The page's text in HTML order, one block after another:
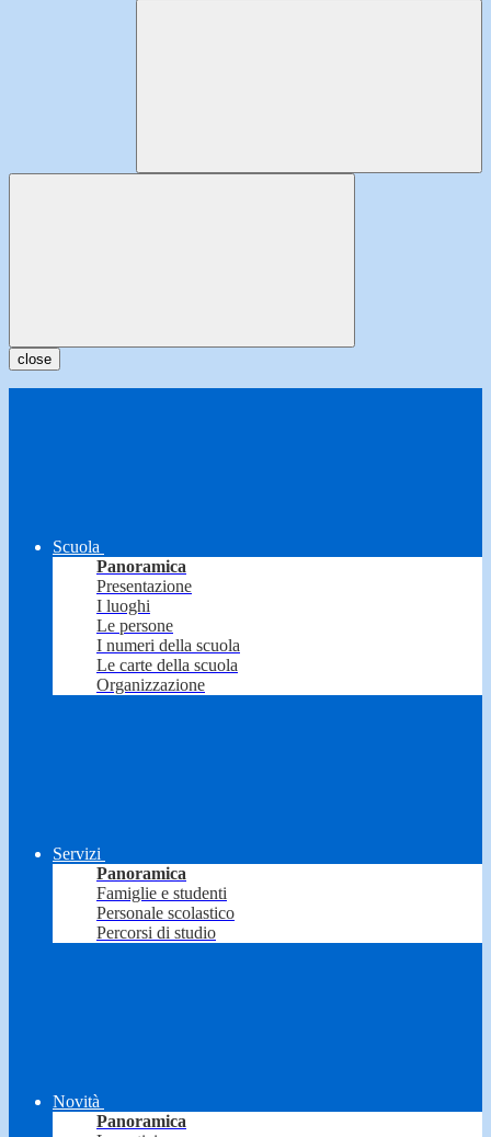
close
Scuola
Panoramica
Presentazione
I luoghi
Le persone
I numeri della scuola
Le carte della scuola
Organizzazione
Servizi
Panoramica
Famiglie e studenti
Personale scolastico
Percorsi di studio
Novità
Panoramica